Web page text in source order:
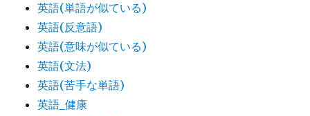
英語(単語が似ている)
英語(反意語)
英語(意味が似ている)
英語(文法)
英語(苦手な単語)
英語_健康